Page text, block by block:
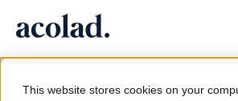
This website stores cookies on your
À propos d’Acolad